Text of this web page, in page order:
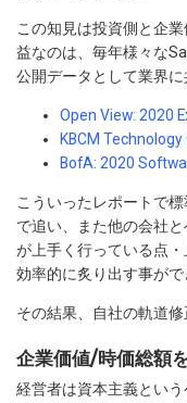
この知見は投資側と企
益なのは、毎年様々な
公開データとして業界に
Open View: 2020
KBCM
BofA: 2020
こういったレポートで
で追い、また他の会社
が上手く行っている点
効率的に炙り出す事がで
その結果、自社の軌道修
企業価値/時価総額
経営者は資本主義とい